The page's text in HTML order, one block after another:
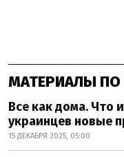
МАТЕРИАЛЫ ПО
Все как дома. Что
украинцев новые
15 ДЕКАБРЯ 2025, 05:00